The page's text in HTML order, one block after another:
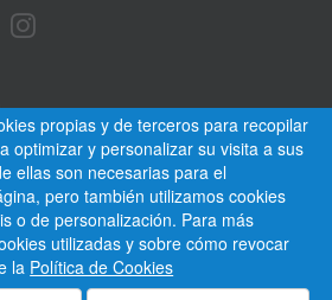
propias y de terceros para recopilar
optimizar y personalizar su visita a sus
ellas son necesarias para el
pero también utilizamos cookies
o de personalización. Para más
utilizadas y sobre cómo revocar
la Política de Cookies
de Madrid, S. A.